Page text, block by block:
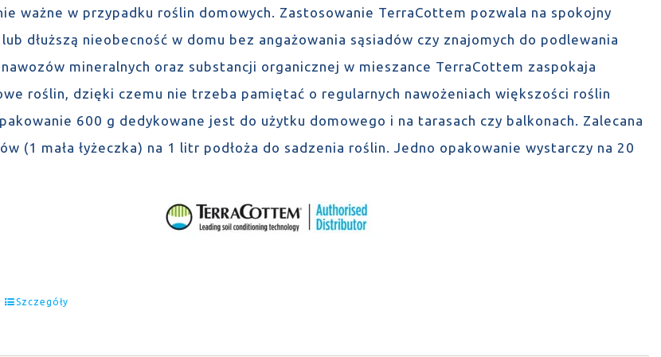
ważne w przypadku roślin domowych. Zastosowanie TerraCottem pozwala na spokojny
dłuższą nieobecność w domu bez angażowania sąsiadów czy znajomych do podlewania
mineralnych oraz substancji organicznej w mieszance TerraCottem zaspokaja
roślin, dzięki czemu nie trzeba pamiętać o regularnych nawożeniach większości roślin
600 g dedykowane jest do użytku domowego i na tarasach czy balkonach. Zalecana
(1 mała łyżeczka) na 1 litr podłoża do sadzenia roślin. Jedno opakowanie wystarczy na 20
Szczegóły